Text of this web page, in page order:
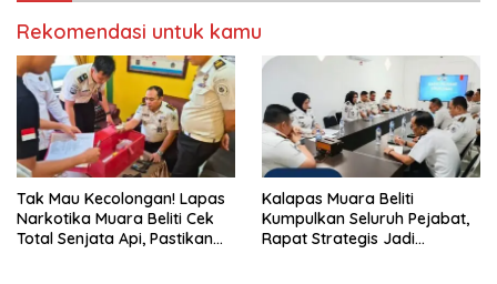
Rekomendasi untuk kamu
Tak Mau Kecolongan! Lapas
Narkotika Muara Beliti Cek
Total Senjata Api, Pastikan
Kalapas Muara Beliti
Kumpulkan Seluruh Pejabat,
Rapat Strategis Jadi